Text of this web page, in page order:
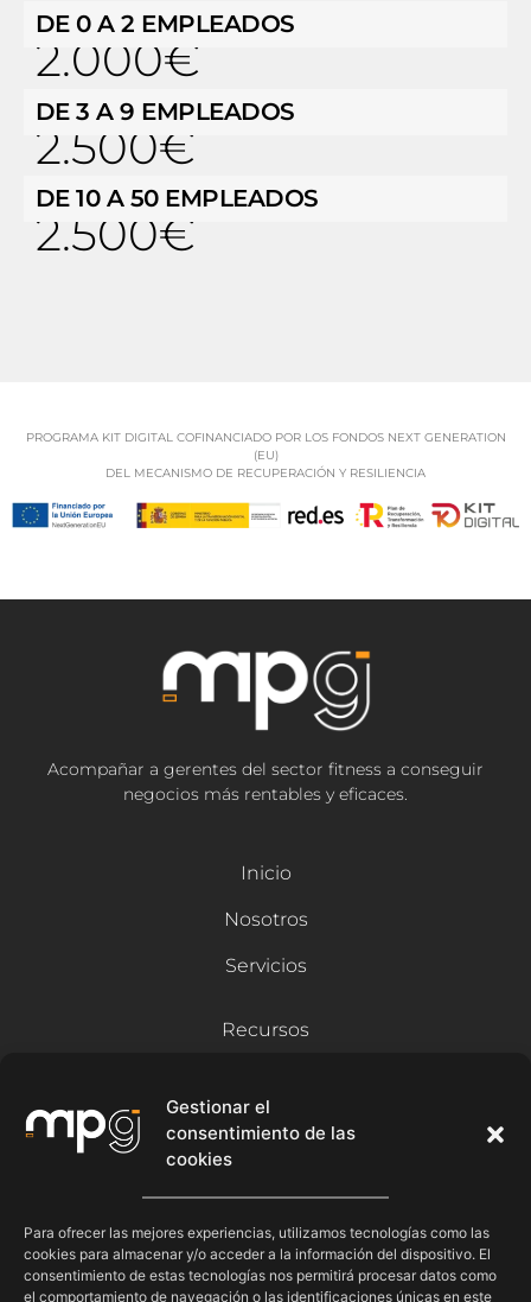
Gestionar el
consentimiento de las
cookies
Para ofrecer las mejores experiencias, utilizamos tecnologías como las
cookies para almacenar y/o acceder a la información del dispositivo. El
consentimiento de estas tecnologías nos permitirá procesar datos como
el comportamiento de navegación o las identificaciones únicas en este
DE 0 A 2 EMPLEADOS
2.000€
DE 3 A 9 EMPLEADOS
2.500€
DE 10 A 50 EMPLEADOS
2.500€
PROGRAMA KIT DIGITAL COFINANCIADO POR LOS FONDOS NEXT GENERATION
(EU)
DEL MECANISMO DE RECUPERACIÓN Y RESILIENCIA
Acompañar a gerentes del sector fitness a conseguir
negocios más rentables y eficaces.
Inicio
Nosotros
Servicios
Recursos
Contacto
Síguenos